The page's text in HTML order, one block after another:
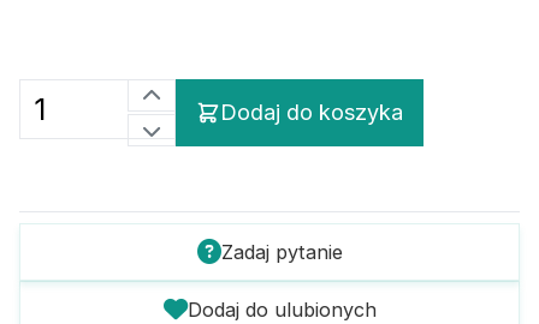
Dodaj do koszyka
Zadaj pytanie
Dodaj do ulubionych